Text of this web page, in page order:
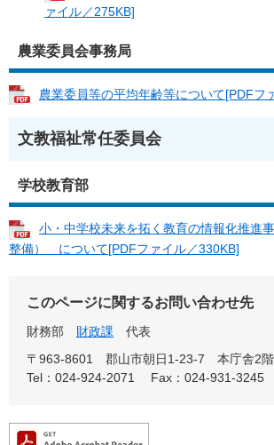
ァイル／275KB]
農業委員会事務局
農業委員等の平均年齢等について[PDFフ
文教福祉常任委員会
学校教育部
小・中学校未来を拓く教育の情報化推進
整備） について[PDFファイル／330KB]
このページに関するお問い合わせ先
財務部 財政課
代表
〒963-8601
郡山市朝日1-23-7 本庁舎2階
Tel：024-924-2071
Fax：024-931-3245